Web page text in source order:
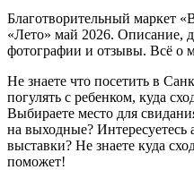
Благотворительный маркет
«Лето» май 2026. Описание,
фотографии и отзывы. Всё о
Не знаете что посетить в
погулять с ребенком, куда
Выбираете место для
на выходные?
выставки? Не знаете куда
поможет!